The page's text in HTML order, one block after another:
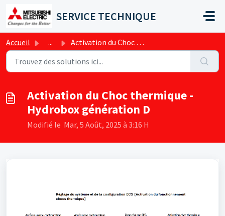
Passer au contenu principal
SERVICE TECHNIQUE
Accueil ... Activation du Choc thermique - Hydrobox génération D
Activation du Choc thermique -
Hydrobox génération D
Modifié le Mar, 5 Août, 2025 à 3:16 H